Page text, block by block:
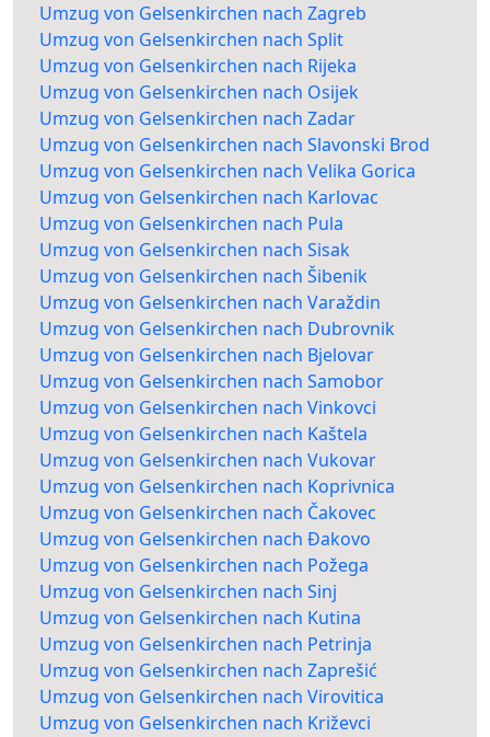
Umzug von Gelsenkirchen nach Zagreb
Umzug von Gelsenkirchen nach Split
Umzug von Gelsenkirchen nach Rijeka
Umzug von Gelsenkirchen nach Osijek
Umzug von Gelsenkirchen nach Zadar
Umzug von Gelsenkirchen nach Slavonski Brod
Umzug von Gelsenkirchen nach Velika Gorica
Umzug von Gelsenkirchen nach Karlovac
Umzug von Gelsenkirchen nach Pula
Umzug von Gelsenkirchen nach Sisak
Umzug von Gelsenkirchen nach Šibenik
Umzug von Gelsenkirchen nach Varaždin
Umzug von Gelsenkirchen nach Dubrovnik
Umzug von Gelsenkirchen nach Bjelovar
Umzug von Gelsenkirchen nach Samobor
Umzug von Gelsenkirchen nach Vinkovci
Umzug von Gelsenkirchen nach Kaštela
Umzug von Gelsenkirchen nach Vukovar
Umzug von Gelsenkirchen nach Koprivnica
Umzug von Gelsenkirchen nach Čakovec
Umzug von Gelsenkirchen nach Đakovo
Umzug von Gelsenkirchen nach Požega
Umzug von Gelsenkirchen nach Sinj
Umzug von Gelsenkirchen nach Kutina
Umzug von Gelsenkirchen nach Petrinja
Umzug von Gelsenkirchen nach Zaprešić
Umzug von Gelsenkirchen nach Virovitica
Umzug von Gelsenkirchen nach Križevci